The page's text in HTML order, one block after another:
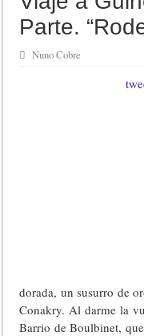
Parte.
Nuno Cobre
dorada, un susurro de
Conakry. Al darme la
Barrio de Boulbinet,